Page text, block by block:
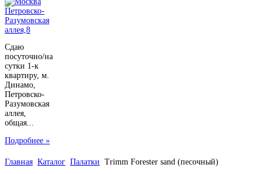
Сдаю
посуточно/на
сутки 1-к
квартиру, м.
Динамо,
Петровско-
Разумовская
аллея,
общая...
Подробнее »
Главная Каталог Палатки Trimm Forester sand (песочный)